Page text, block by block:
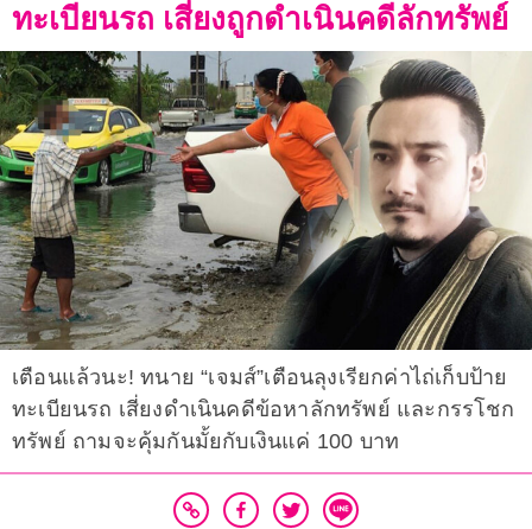
ทะเบียนรถ เสี่ยงถูกดำเนินคดีลักทรัพย์
เตือนแล้วนะ! ทนาย “เจมส์”เตือนลุงเรียกค่าไถ่เก็บป้าย
ทะเบียนรถ เสี่ยงดำเนินคดีข้อหาลักทรัพย์ และกรรโชก
ทรัพย์ ถามจะคุ้มกันมั้ยกับเงินแค่ 100 บาท